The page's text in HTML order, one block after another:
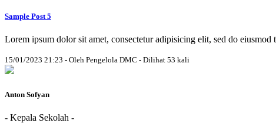
Sample Post 5
Lorem ipsum dolor sit amet, consectetur adipisicing elit, sed do
15/01/2023 21:23 - Oleh Pengelola DMC - Dilihat 53 kali
Anton Sofyan
- Kepala Sekolah -